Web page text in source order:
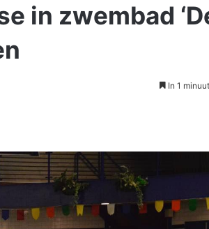
in zwembad
In 1